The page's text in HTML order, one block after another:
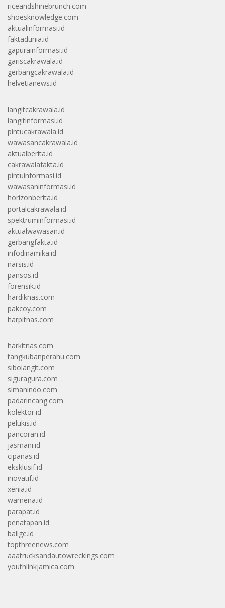
riceandshinebrunch.com
shoesknowledge.com
aktualinformasi.id
faktadunia.id
gapurainformasi.id
gariscakrawala.id
gerbangcakrawala.id
helvetianews.id
langitcakrawala.id
langitinformasi.id
pintucakrawala.id
wawasancakrawala.id
aktualberita.id
cakrawalafakta.id
pintuinformasi.id
wawasaninformasi.id
horizonberita.id
portalcakrawala.id
spektruminformasi.id
aktualwawasan.id
gerbangfakta.id
infodinamika.id
narsis.id
pansos.id
forensik.id
hardiknas.com
pakcoy.com
harpitnas.com
harkitnas.com
tangkubanperahu.com
sibolangit.com
siguragura.com
simanindo.com
padarincang.com
kolektor.id
pelukis.id
pancoran.id
jasmani.id
cipanas.id
eksklusif.id
inovatif.id
xenia.id
wamena.id
parapat.id
penatapan.id
balige.id
topthreenews.com
aaatrucksandautowreckings.com
youthlinkjamica.com